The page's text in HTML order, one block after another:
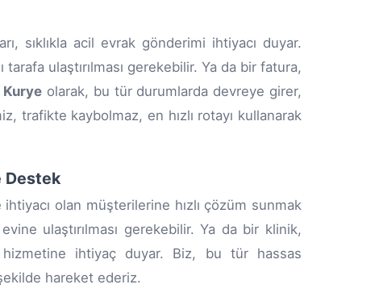
sıklıkla acil evrak gönderimi ihtiyacı duyar.
ulaştırılması gerekebilir. Ya da bir fatura,
Kurye olarak, bu tür durumlarda devreye girer,
trafikte kaybolmaz, en hızlı rotayı kullanarak
Destek
olan müşterilerine hızlı çözüm sunmak
ulaştırılması gerekebilir. Ya da bir klinik,
ihtiyaç duyar. Biz, bu tür hassas
hareket ederiz.